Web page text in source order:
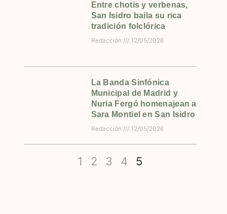
Entre chotis y verbenas,
San Isidro baila su rica
tradición folclórica
Redacción 12/05/2026
La Banda Sinfónica
Municipal de Madrid y
Nuria Fergó homenajean a
Sara Montiel en San Isidro
Redacción 12/05/2026
1 2 3 4 5